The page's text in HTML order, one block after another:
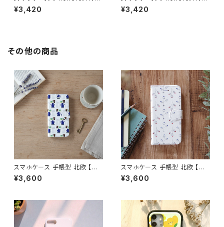
5/14/SE3 グリップケース 北欧
花柄 耐衝撃 持ちやすい【ひだま
¥3,420
5/14/SE3 グリップケース ネコ
北欧 ハチワレ 耐衝撃 持ちやす
¥3,420
その他の商品
スマホケース 手帳型 北欧 【可
愛いキッチン柄】 iPhone17/16/
15/SE3/Android カード収納
¥3,600
スマホケース 手帳型 北欧 【小
さな花】 花柄 iPhone17/16/1
5/SE3/Android カード収納 ス
¥3,600